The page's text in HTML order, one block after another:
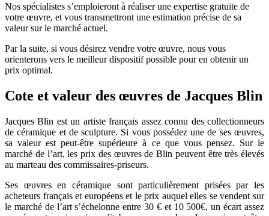
Nos spécialistes s’emploieront à réaliser une expertise gratuite de
votre œuvre, et vous transmettront une estimation précise de sa
valeur sur le marché actuel.
Par la suite, si vous désirez vendre votre œuvre, nous vous
orienterons vers le meilleur dispositif possible pour en obtenir un
prix optimal.
Cote et valeur des œuvres de Jacques Blin
Jacques Blin est un artiste français assez connu des collectionneurs
de céramique et de sculpture. Si vous possédez une de ses œuvres,
sa valeur est peut-être supérieure à ce que vous pensez. Sur le
marché de l’art, les prix des œuvres de Blin peuvent être très élevés
au marteau des commissaires-priseurs.
Ses œuvres en céramique sont particulièrement prisées par les
acheteurs français et européens et le prix auquel elles se vendent sur
le marché de l’art s’échelonne entre 30 € et 10 500€, un écart assez